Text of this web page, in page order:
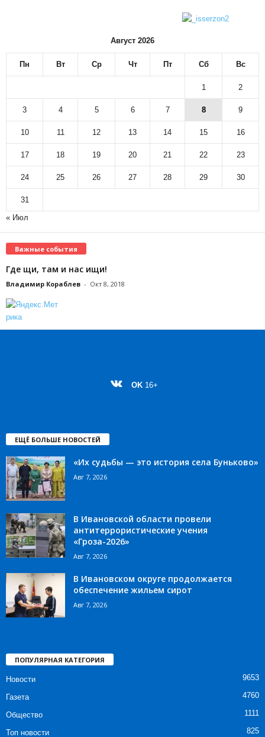
Август 2026
Пн Вт Ср Чт Пт Сб Вс
1 2
3 4 5 6 7 8 9
10 11 12 13 14 15 16
17 18 19 20 21 22 23
24 25 26 27 28 29 30
31
« Июл
Важные события
Где щи, там и нас ищи!
Владимир Кораблев - Окт 8, 2018
OK 16+
ЕЩЁ БОЛЬШЕ НОВОСТЕЙ
«Их судьбы — это история села Буньково»
Авг 7, 2026
В Ивановской области провели
антитеррористические учения
«Гроза-2026»
Авг 7, 2026
В Ивановском округе продолжается
обеспечение жильем сирот
Авг 7, 2026
ПОПУЛЯРНАЯ КАТЕГОРИЯ
Новости 9653
Газета 4760
Общество 1111
Топ новости 825